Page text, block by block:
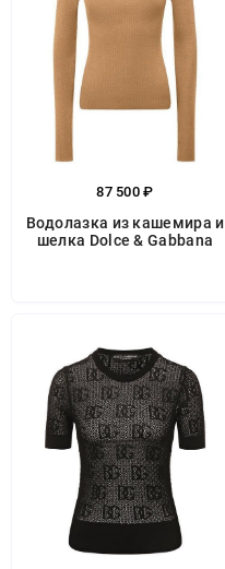
87 500 ₽
Водолазка из кашемира и
шелка Dolce & Gabbana